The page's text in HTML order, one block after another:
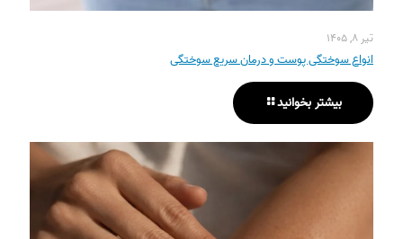
تیر ۸, ۱۴۰۵
انواع سوختگی پوست و درمان سریع سوختگی
بیشتر بخوانید